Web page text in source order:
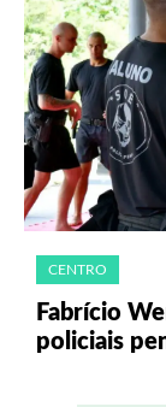
CENTRO
Fabrício
policiais